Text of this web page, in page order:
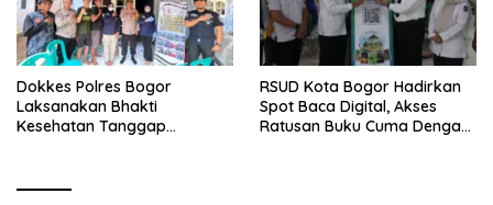
Dokkes Polres Bogor
Laksanakan Bhakti
Kesehatan Tanggap
RSUD Kota Bogor Hadirkan
Spot Baca Digital, Akses
Ratusan Buku Cuma Dengan